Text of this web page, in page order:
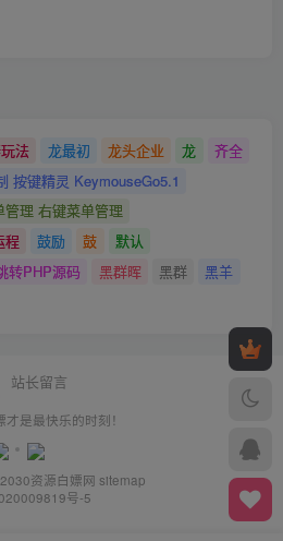
法 龙最初 龙头企业 龙
齐全
按键精灵 KeymouseGo5.1
管理 右键菜单管理
程 鼓励 鼓
默认
转PHP源码
黑群晖 黑群
黑羊
站长留言
才是最快乐的时刻！
资源白嫖网 sitemap
号-5